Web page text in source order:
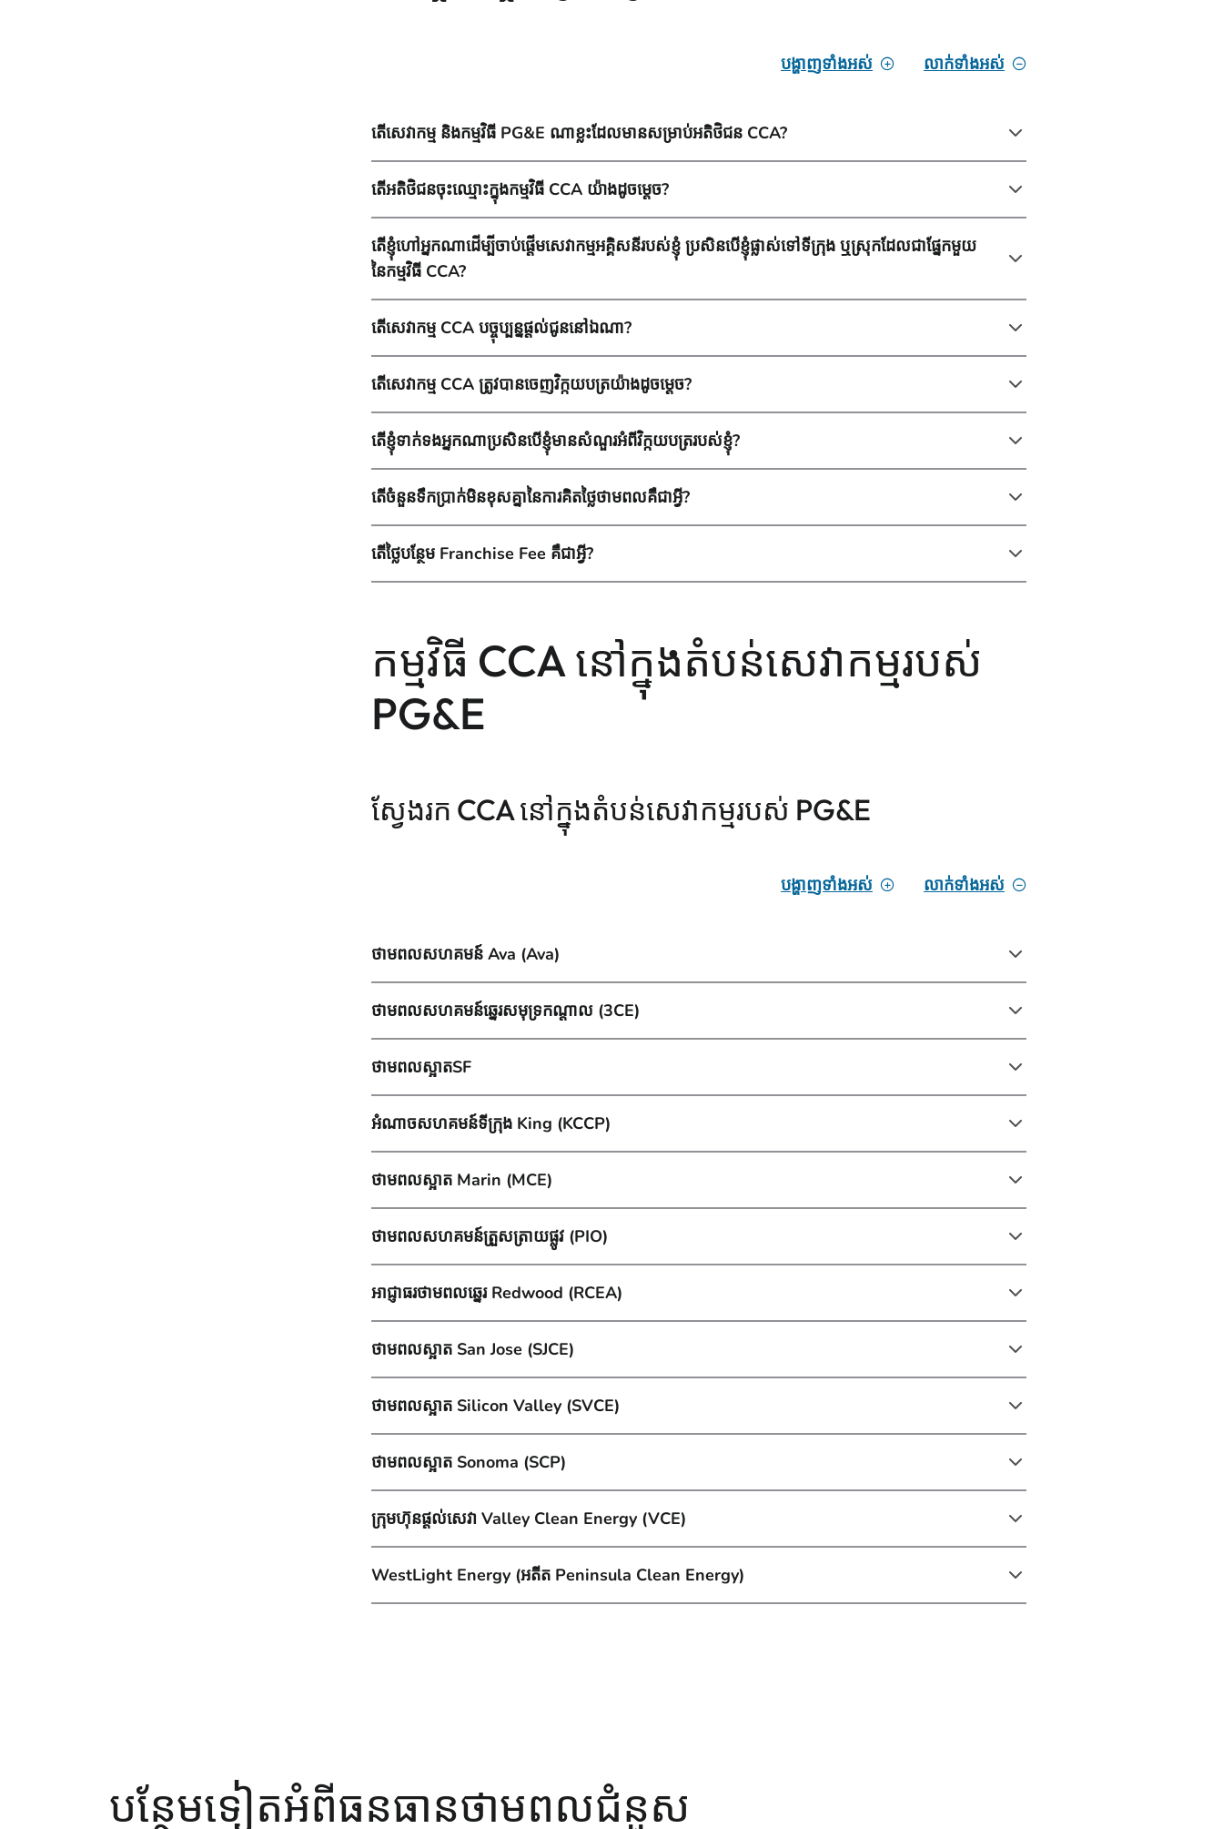
បង្ហាញទាំងអស់ លាក់ទាំងអស់
តើសេវាកម្ម និងកម្មវិធី PG&E ណាខ្លះដែលមានសម្រាប់អតិថិជន CCA?
តើអតិថិជនចុះឈ្មោះក្នុងកម្មវិធី CCA យ៉ាងដូចម្តេច?
តើខ្ញុំហៅអ្នកណាដើម្បីចាប់ផ្តើមសេវាកម្មអគ្គិសនីរបស់ខ្ញុំ ប្រសិនបើខ្ញុំផ្លាស់ទៅទីក្រុង ឬស្រុកដែលជាផ្នែកមួយ
នៃកម្មវិធី CCA?
តើសេវាកម្ម CCA បច្ចុប្បន្នផ្តល់ជូននៅឯណា?
តើសេវាកម្ម CCA ត្រូវបានចេញវិក្កយបត្រយ៉ាងដូចម្តេច?
តើខ្ញុំទាក់ទងអ្នកណាប្រសិនបើខ្ញុំមានសំណួរអំពីវិក្កយបត្ររបស់ខ្ញុំ?
តើចំនួនទឹកប្រាក់មិនខុសគ្នានៃការគិតថ្លៃថាមពលគឺជាអ្វី?
តើថ្លៃបន្ថែម Franchise Fee គឺជាអ្វី?
កម្មវិធី CCA នៅក្នុងតំបន់សេវាកម្មរបស់
PG&E
ស្វែងរក CCA នៅក្នុងតំបន់សេវាកម្មរបស់ PG&E
បង្ហាញទាំងអស់ លាក់ទាំងអស់
ថាមពលសហគមន៍ Ava (Ava)
ថាមពលសហគមន៍ឆ្នេរសមុទ្រកណ្តាល (3CE)
ថាមពលស្អាតSF
អំណាចសហគមន៍ទីក្រុង King (KCCP)
ថាមពលស្អាត Marin (MCE)
ថាមពលសហគមន៍ត្រួសត្រាយផ្លូវ (PIO)
អាជ្ញាធរថាមពលឆ្នេរ Redwood (RCEA)
ថាមពលស្អាត San Jose (SJCE)
ថាមពលស្អាត Silicon Valley (SVCE)
ថាមពលស្អាត Sonoma (SCP)
ក្រុមហ៊ុនផ្ដល់សេវា Valley Clean Energy (VCE)
WestLight Energy (អតីត Peninsula Clean Energy)
បន្ថែមទៀតអំពីធនធានថាមពលជំនួស